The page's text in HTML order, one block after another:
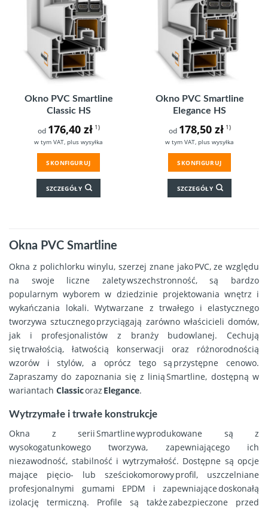
Okno PVC Smartline
Classic HS
od 176,40 zł1)
w tym VAT, plus wysyłka
SKONFIGURUJ
SZCZEGÓŁY
Okno PVC Smartline
Elegance HS
od 178,50 zł1)
w tym VAT, plus wysyłka
SKONFIGURUJ
SZCZEGÓŁY
Okna PVC Smartline
Okna z polichlorku winylu, szerzej znane jako PVC, ze względu
na swoje liczne zalety wszechstronność, są bardzo
popularnym wyborem w dziedzinie projektowania wnętrz i
wykańczania lokali. Wytwarzane z trwałego i elastycznego
tworzywa sztucznego przyciągają zarówno właścicieli domów,
jak i profesjonalistów z branży budowlanej. Cechują
się trwałością, łatwością konserwacji oraz różnorodnością
wzorów i stylów, a oprócz tego są przystępne cenowo.
Zapraszamy do zapoznania się z linią Smartline, dostępną w
wariantach Classicoraz Elegance.
Wytrzymałe i trwałe konstrukcje
Okna z serii Smartline wyprodukowane są z
wysokogatunkowego tworzywa, zapewniającego ich
niezawodność, stabilność i wytrzymałość. Dostępne są opcje
mające pięcio- lub sześciokomorowy profil, uszczelniane
profesjonalnymi gumami EPDM i zapewniające doskonałą
izolację termiczną. Profile są także zabezpieczone przed